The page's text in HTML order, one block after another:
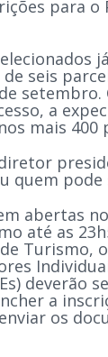
para o
seis
setembro.
a
mais 400
quem pode
abertas
até as
Turismo,
deverão
a
os